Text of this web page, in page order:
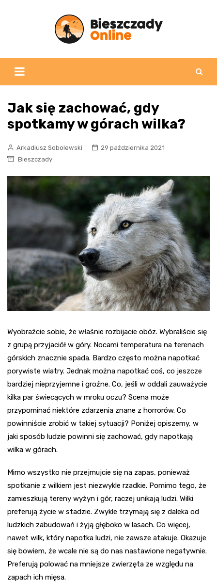
Jak się zachować, gdy
spotkamy w górach wilka?
Arkadiusz Sobolewski
29 października 2021
Bieszczady
Wyobraźcie sobie, że właśnie rozbijacie obóz. Wybraliście się
z grupą przyjaciół w góry. Nocami temperatura na terenach
górskich znacznie spada. Bardzo często można napotkać
porywiste wiatry. Jednak można napotkać coś, co jeszcze
bardziej nieprzyjemne i groźne. Co, jeśli w oddali zauważycie
kilka par świecących w mroku oczu? Scena może
przypominać niektóre zdarzenia znane z horrorów. Co
powinniście zrobić w takiej sytuacji? Poniżej opiszemy, w
jaki sposób ludzie powinni się zachować, gdy napotkają
wilka w górach.
Mimo wszystko nie przejmujcie się na zapas, ponieważ
spotkanie z wilkiem jest niezwykle rzadkie. Pomimo tego, że
zamieszkują tereny wyżyn i gór, raczej unikają ludzi. Wilki
preferują życie w stadzie. Zwykle trzymają się z daleka od
ludzkich zabudowań i żyją głęboko w lasach. Co więcej,
nawet wilk, który napotka ludzi, nie zawsze atakuje. Okazuje
się bowiem, że wcale nie są do nas nastawione negatywnie.
Preferują polować na mniejsze zwierzęta ze względu na
zapach ich mięsa.